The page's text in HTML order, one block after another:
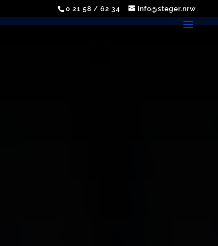
0 21 58 / 62 34 info@steger.nrw